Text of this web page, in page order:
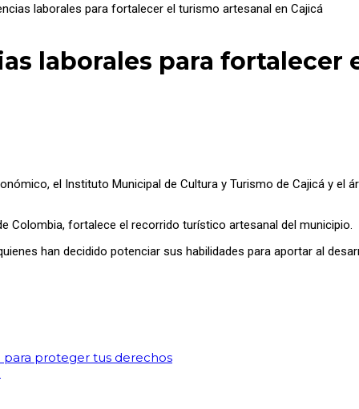
laborales para fortalecer el turismo artesanal en Cajicá
laborales para fortalecer
el Instituto Municipal de Cultura y Turismo de Cajicá y el
Colombia, fortalece el recorrido turístico artesanal del municipio.
han decidido potenciar sus habilidades para aportar al
para proteger tus derechos